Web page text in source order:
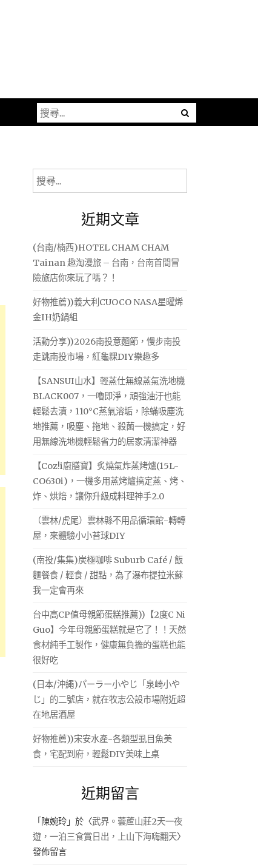
搜
尋
字:
搜
尋
近期文章
(台南/楠西)HOTEL CHAM CHAM
Tainan 趣淘漫旅 – 台南，台南首間冒
險旅店你來玩了嗎？！
好物推薦))義大利CUOCO NASA星曜烯
金IH奶鍋組
活動分享))2026南投意麵節，慢步南投
走跳南投市場，紅龜粿DIY樂趣多
【SANSUI山水】輕蒸仕無線蒸氣洗地機
BLACK007，一嚕即淨，頑強油汙也能
輕鬆去漬，110°C蒸氣溶垢，除蟎吸塵洗
地推薦，吸塵、拖地、殺菌一機搞定，好
用無線洗地機輕鬆省力的居家清潔神器
【Coz!i廚膳寶】炙燒氣炸蒸烤爐(15L-
CO630i)，一機多用蒸烤爐搞定蒸、烤、
炸、烘焙，讓你升級成料理神手2.0
（雲林/虎尾）雲林縣不用品循環館-轉轉
屋，來體驗小小苔球DIY
(南投/集集)炭極咖啡 Suburb Café / 飯
麵餐食 / 輕食 / 甜點，為了瀑布提拉米蘇
我一定會再來
台中高CP值母親節蛋糕推薦))【2度C Ni
Guo】今年母親節蛋糕就是它了！！天然
食材純手工製作，健康無負擔的蛋糕也能
很好吃
(日本/沖繩)パーラー小やじ「泉崎小や
じ」的二號店，就在牧志公設市場附近超
在地居酒屋
好物推薦))宋安水產-各類型虱目魚美
食，宅配到府，輕鬆DIY美味上桌
近期留言
「 陳婉玲 」於〈武界。蕓蘆山莊2天一夜
遊，一泊三食賞日出，上山下海嗨翻天〉
發佈留言